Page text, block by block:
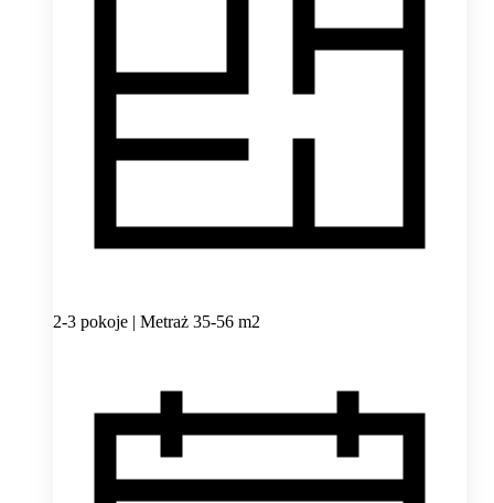
2-3 pokoje | Metraż 35-56 m2